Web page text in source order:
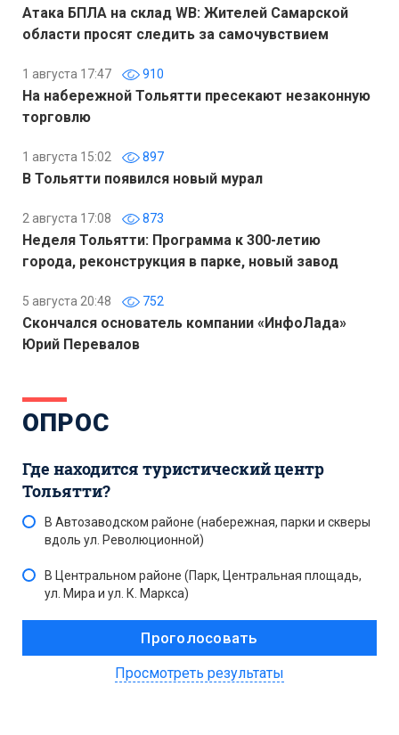
Атака БПЛА на склад WB: Жителей Самарской
области просят следить за самочувствием
1 августа 17:47 910
На набережной Тольятти пресекают незаконную
торговлю
1 августа 15:02 897
В Тольятти появился новый мурал
2 августа 17:08 873
Неделя Тольятти: Программа к 300-летию
города, реконструкция в парке, новый завод
5 августа 20:48 752
Скончался основатель компании «ИнфоЛада»
Юрий Перевалов
ОПРОС
Где находится туристический центр
Тольятти?
В Автозаводском районе (набережная, парки и скверы
вдоль ул. Революционной)
В Центральном районе (Парк, Центральная площадь,
ул. Мира и ул. К. Маркса)
Просмотреть результаты